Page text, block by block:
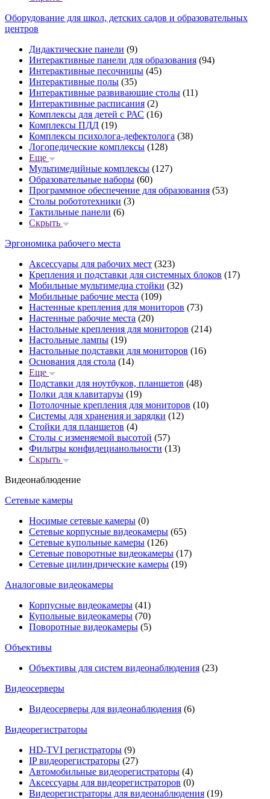
Оборудование для школ, детских садов и образовательных
центров
Дидактические панели (9)
Интерактивные панели для образования (94)
Интерактивные песочницы (45)
Интерактивные полы (35)
Интерактивные развивающие столы (11)
Интерактивные расписания (2)
Комплексы для детей с РАС (16)
Комплексы ПДД (19)
Комплексы психолога-дефектолога (38)
Логопедические комплексы (128)
Еще
Мультимедийные комплексы (127)
Образовательные наборы (60)
Программное обеспечение для образования (53)
Столы робототехники (3)
Тактильные панели (6)
Скрыть
Эргономика рабочего места
Аксессуары для рабочих мест (323)
Крепления и подставки для системных блоков (17)
Мобильные мультимедиа стойки (32)
Мобильные рабочие места (109)
Настенные крепления для мониторов (73)
Настенные рабочие места (20)
Настольные крепления для мониторов (214)
Настольные лампы (19)
Настольные подставки для мониторов (16)
Основания для стола (14)
Еще
Подставки для ноутбуков, планшетов (48)
Полки для клавитаруы (19)
Потолочные крепления для мониторов (10)
Системы для хранения и зарядки (12)
Стойки для планшетов (4)
Столы с изменяемой высотой (57)
Фильтры конфидецианольности (13)
Скрыть
Видеонаблюдение
Сетевые камеры
Носимые сетевые камеры (0)
Сетевые корпусные видеокамеры (65)
Сетевые купольные камеры (126)
Сетевые поворотные видеокамеры (17)
Сетевые цилиндрические камеры (19)
Аналоговые видеокамеры
Корпусные видеокамеры (41)
Купольные видеокамеры (70)
Поворотные видеокамеры (5)
Объективы
Объективы для систем видеонаблюдения (23)
Видеосерверы
Видеосерверы для видеонаблюдения (6)
Видеорегистраторы
HD-TVI регистраторы (9)
IP видеорегистраторы (27)
Автомобильные видеорегистраторы (4)
Аксессуары для видеорегистраторов (0)
Видеорегистраторы для видеонаблюдения (19)